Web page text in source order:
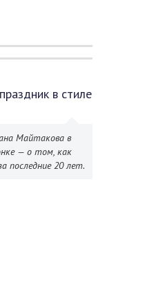
в стиле
Майтакова в
— о том, как
последние 20 лет.